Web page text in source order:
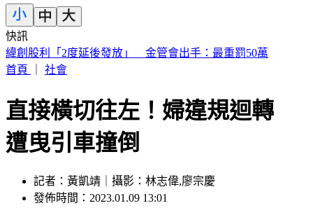
快訊
砍Gmail神功能 2027年起停止支援第三方帳號收寄信
首頁
社會
直接橫切往左！婦違規迴轉
遭曳引車撞倒
記者：黃凱靖｜攝影：林志偉,廖宗慶
發佈時間：2023.01.09 13:01